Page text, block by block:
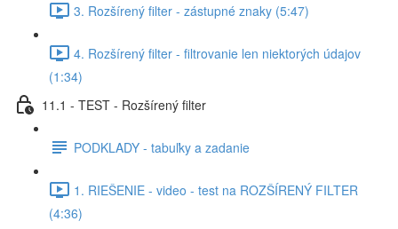
3. Rozšírený filter - zástupné znaky (5:47)
4. Rozšírený filter - filtrovanie len niektorých údajov
(1:34)
11.1 - TEST - Rozšírený filter
PODKLADY - tabuľky a zadanie
1. RIEŠENIE - video - test na ROZŠÍRENÝ FILTER
(4:36)